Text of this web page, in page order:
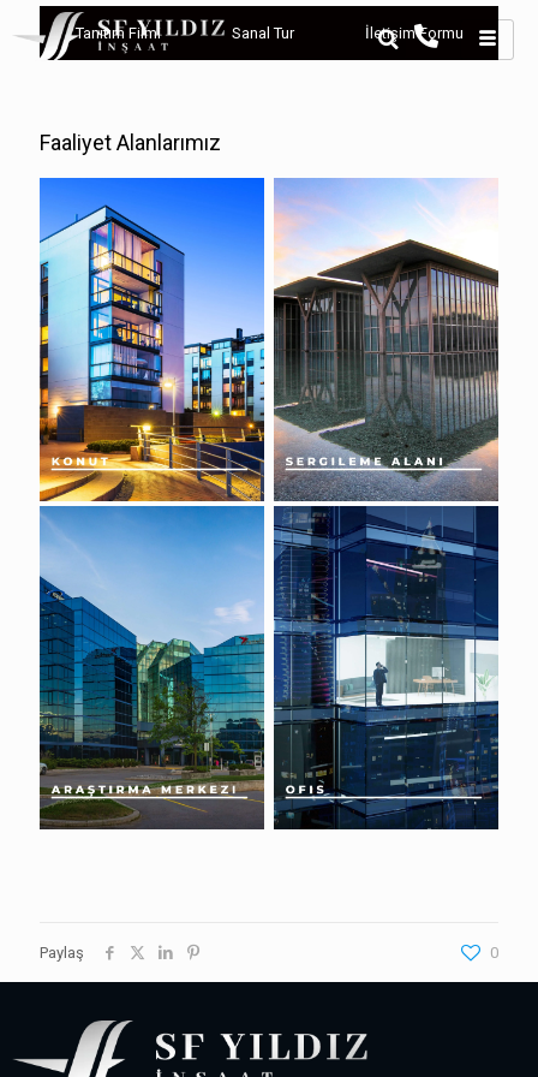
Tanıtım Filmi Sanal Tur İletişim Formu
Faaliyet Alanlarımız
Paylaş 0